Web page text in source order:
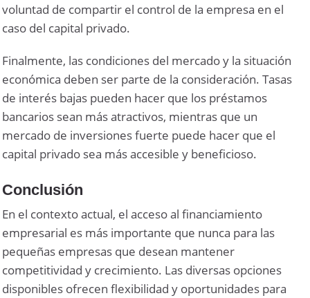
voluntad de compartir el control de la empresa en el
caso del capital privado.
Finalmente, las condiciones del mercado y la situación
económica deben ser parte de la consideración. Tasas
de interés bajas pueden hacer que los préstamos
bancarios sean más atractivos, mientras que un
mercado de inversiones fuerte puede hacer que el
capital privado sea más accesible y beneficioso.
Conclusión
En el contexto actual, el acceso al financiamiento
empresarial es más importante que nunca para las
pequeñas empresas que desean mantener
competitividad y crecimiento. Las diversas opciones
disponibles ofrecen flexibilidad y oportunidades para